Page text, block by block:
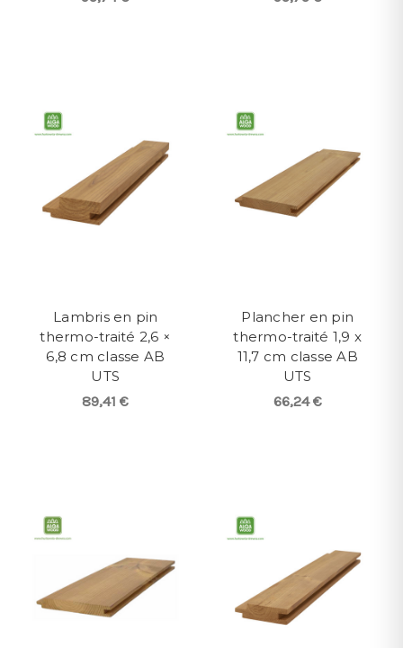
Lambris en pin
thermo-traité 2,6 ×
6,8 cm classe AB
UTS
89,41 €
Plancher en pin
thermo-traité 1,9 x
11,7 cm classe AB
UTS
66,24 €